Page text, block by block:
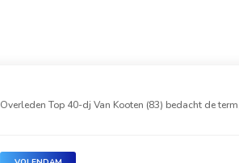
Overleden Top 40-dj Van Kooten (83) bedacht de